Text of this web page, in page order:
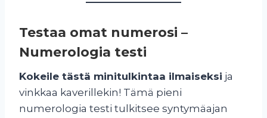
Testaa omat numerosi –
Numerologia testi
Kokeile tästä minitulkintaa ilmaiseksi ja
vinkkaa kaverillekin! Tämä pieni
numerologia testi tulkitsee syntymäajan